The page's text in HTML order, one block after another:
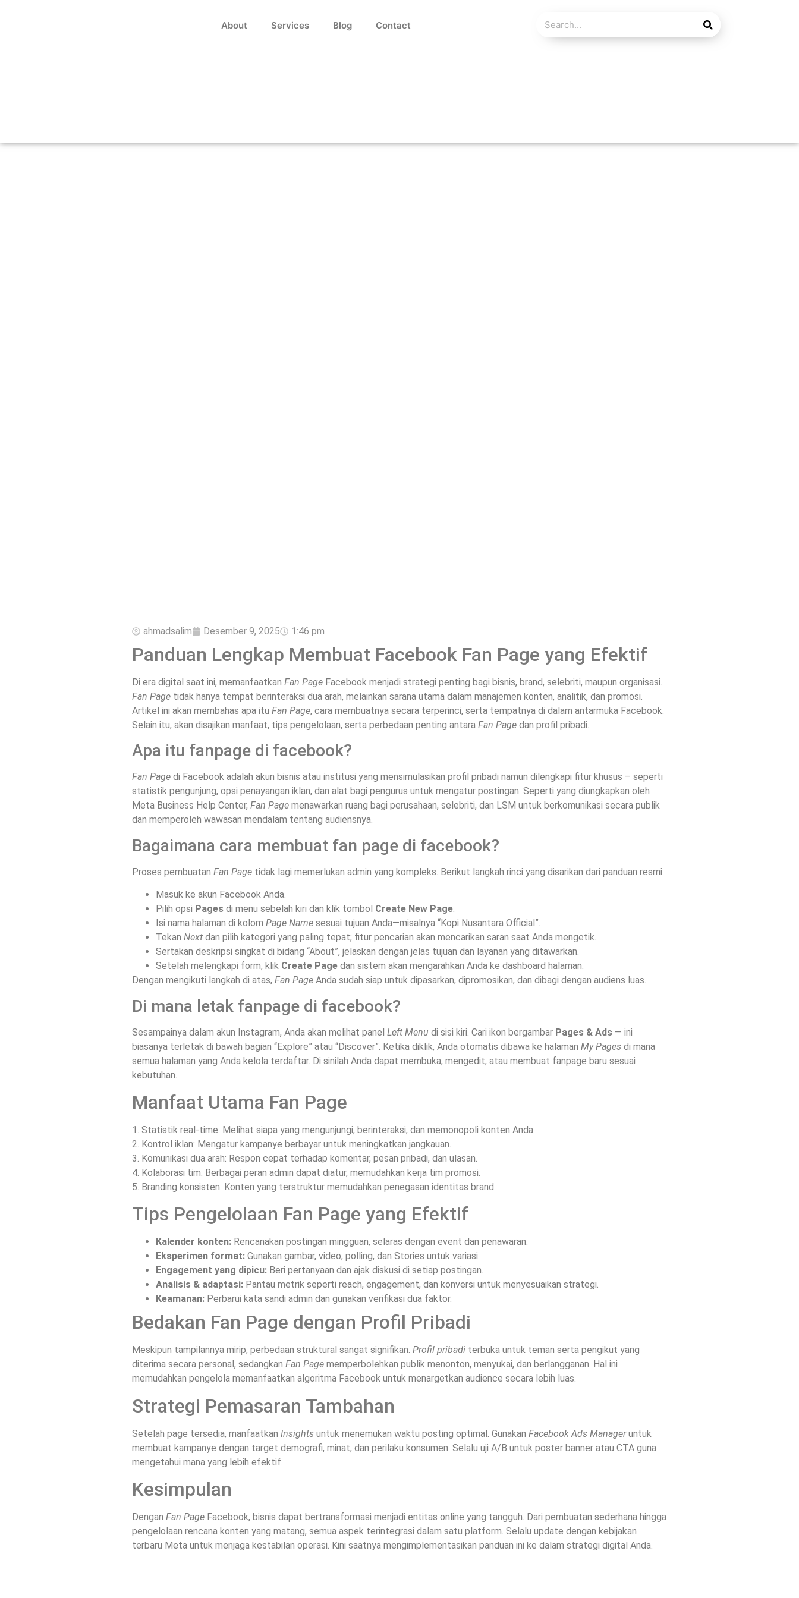
About Services Blog Contact
ahmadsalim Desember 9, 2025 1:46 pm
Panduan Lengkap Membuat Facebook Fan Page yang Efektif
Di era digital saat ini, memanfaatkan Fan Page Facebook menjadi strategi penting bagi bisnis, brand, selebriti, maupun organisasi.
Fan Page tidak hanya tempat berinteraksi dua arah, melainkan sarana utama dalam manajemen konten, analitik, dan promosi.
Artikel ini akan membahas apa itu Fan Page, cara membuatnya secara terperinci, serta tempatnya di dalam antarmuka Facebook.
Selain itu, akan disajikan manfaat, tips pengelolaan, serta perbedaan penting antara Fan Page dan profil pribadi.
Apa itu fanpage di facebook?
Fan Page di Facebook adalah akun bisnis atau institusi yang mensimulasikan profil pribadi namun dilengkapi fitur khusus – seperti
statistik pengunjung, opsi penayangan iklan, dan alat bagi pengurus untuk mengatur postingan. Seperti yang diungkapkan oleh
Meta Business Help Center, Fan Page menawarkan ruang bagi perusahaan, selebriti, dan LSM untuk berkomunikasi secara publik
dan memperoleh wawasan mendalam tentang audiensnya.
Bagaimana cara membuat fan page di facebook?
Proses pembuatan Fan Page tidak lagi memerlukan admin yang kompleks. Berikut langkah rinci yang disarikan dari panduan resmi:
Masuk ke akun Facebook Anda.
Pilih opsi Pages di menu sebelah kiri dan klik tombol Create New Page.
Isi nama halaman di kolom Page Name sesuai tujuan Anda—misalnya “Kopi Nusantara Official”.
Tekan Next dan pilih kategori yang paling tepat; fitur pencarian akan mencarikan saran saat Anda mengetik.
Sertakan deskripsi singkat di bidang “About”, jelaskan dengan jelas tujuan dan layanan yang ditawarkan.
Setelah melengkapi form, klik Create Page dan sistem akan mengarahkan Anda ke dashboard halaman.
Dengan mengikuti langkah di atas, Fan Page Anda sudah siap untuk dipasarkan, dipromosikan, dan dibagi dengan audiens luas.
Di mana letak fanpage di facebook?
Sesampainya dalam akun Instagram, Anda akan melihat panel Left Menu di sisi kiri. Cari ikon bergambar Pages & Ads — ini
biasanya terletak di bawah bagian “Explore” atau “Discover”. Ketika diklik, Anda otomatis dibawa ke halaman My Pages di mana
semua halaman yang Anda kelola terdaftar. Di sinilah Anda dapat membuka, mengedit, atau membuat fanpage baru sesuai
kebutuhan.
Manfaat Utama Fan Page
1. Statistik real-time: Melihat siapa yang mengunjungi, berinteraksi, dan memonopoli konten Anda.
2. Kontrol iklan: Mengatur kampanye berbayar untuk meningkatkan jangkauan.
3. Komunikasi dua arah: Respon cepat terhadap komentar, pesan pribadi, dan ulasan.
4. Kolaborasi tim: Berbagai peran admin dapat diatur, memudahkan kerja tim promosi.
5. Branding konsisten: Konten yang terstruktur memudahkan penegasan identitas brand.
Tips Pengelolaan Fan Page yang Efektif
Kalender konten: Rencanakan postingan mingguan, selaras dengan event dan penawaran.
Eksperimen format: Gunakan gambar, video, polling, dan Stories untuk variasi.
Engagement yang dipicu: Beri pertanyaan dan ajak diskusi di setiap postingan.
Analisis & adaptasi: Pantau metrik seperti reach, engagement, dan konversi untuk menyesuaikan strategi.
Keamanan: Perbarui kata sandi admin dan gunakan verifikasi dua faktor.
Bedakan Fan Page dengan Profil Pribadi
Meskipun tampilannya mirip, perbedaan struktural sangat signifikan. Profil pribadi terbuka untuk teman serta pengikut yang
diterima secara personal, sedangkan Fan Page memperbolehkan publik menonton, menyukai, dan berlangganan. Hal ini
memudahkan pengelola memanfaatkan algoritma Facebook untuk menargetkan audience secara lebih luas.
Strategi Pemasaran Tambahan
Setelah page tersedia, manfaatkan Insights untuk menemukan waktu posting optimal. Gunakan Facebook Ads Manageruntuk
membuat kampanye dengan target demografi, minat, dan perilaku konsumen. Selalu uji A/B untuk poster banner atau CTA guna
mengetahui mana yang lebih efektif.
Kesimpulan
Dengan Fan Page Facebook, bisnis dapat bertransformasi menjadi entitas online yang tangguh. Dari pembuatan sederhana hingga
pengelolaan rencana konten yang matang, semua aspek terintegrasi dalam satu platform. Selalu update dengan kebijakan
terbaru Meta untuk menjaga kestabilan operasi. Kini saatnya mengimplementasikan panduan ini ke dalam strategi digital Anda.